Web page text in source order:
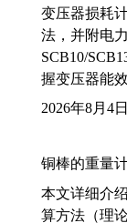
变压器损耗
法，并附电
SCB10/
握变压器能
2026年8月4日
铜棒的重量
本文详细介
算方法（理